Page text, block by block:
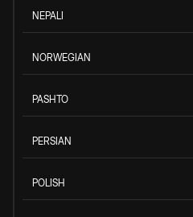
NEPALI
NORWEGIAN
PASHTO
PERSIAN
POLISH